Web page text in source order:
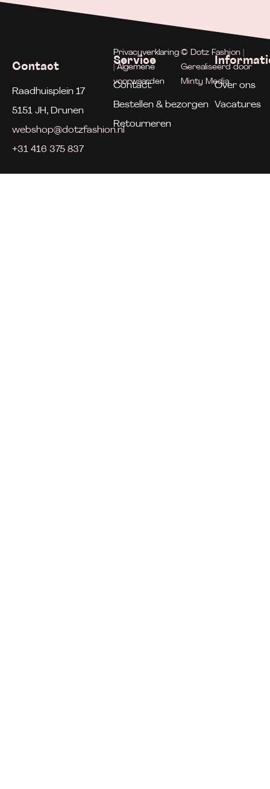
Contact
Raadhuisplein 17
5151 JH, Drunen
webshop@dotzfashion.nl
+31 416 375 837
Service
Contact
Bestellen & bezorgen
Retourneren
Over ons
Vacatures
Privacyverklaring
| Algemene
voorwaarden
© Dotz Fashion |
Gerealiseerd door
Minty Media